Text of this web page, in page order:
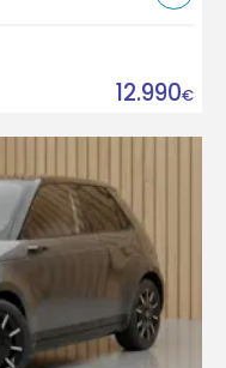
12.990€